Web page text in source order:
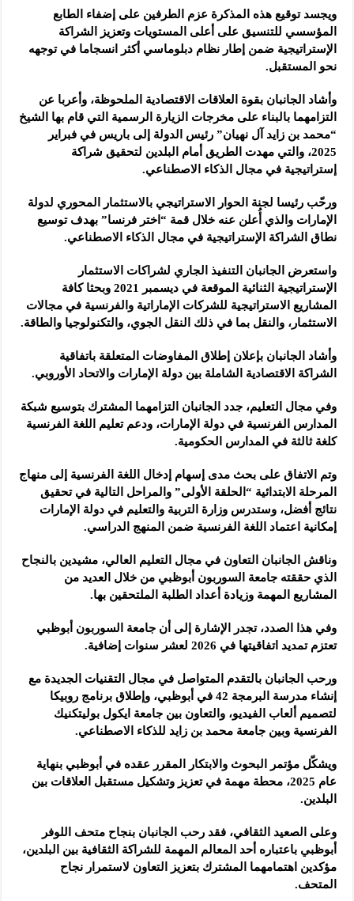
ويجسد توقيع هذه المذكرة عزم الطرفين على إضفاء الطابع
المؤسسي للتنسيق على أعلى المستويات وتعزيز الشراكة
الإستراتيجية ضمن إطار نظام دبلوماسي أكثر انسجاما في توجهه
نحو المستقبل.
وأشاد الجانبان بقوة العلاقات الاقتصادية الملحوظة، وأعربا عن
التزامهما بالبناء على مخرجات الزيارة الرسمية التي قام بها الشيخ
“محمد بن زايد آل نهيان” رئيس الدولة إلى باريس في فبراير
2025، والتي مهدت الطريق أمام البلدين لتحقيق شراكة
إستراتيجية في مجال الذكاء الاصطناعي.
ورحّب رئيسا لجنة الحوار الاستراتيجي بالاستثمار المحوري لدولة
الإمارات والذي أُعلن عنه خلال قمة “اختر فرنسا” بهدف توسيع
نطاق الشراكة الإستراتيجية في مجال الذكاء الاصطناعي.
واستعرض الجانبان التنفيذ الجاري لشراكات الاستثمار
الإستراتيجية الثنائية الموقعة في ديسمبر 2021 وبحثا كافة
المشاريع الاستراتيجية للشركات الإماراتية والفرنسية في مجالات
الاستثمار، والنقل بما في ذلك النقل الجوي، والتكنولوجيا والطاقة.
وأشاد الجانبان بإعلان إطلاق المفاوضات المتعلقة باتفاقية
الشراكة الاقتصادية الشاملة بين دولة الإمارات والاتحاد الأوروبي.
وفي مجال التعليم، جدد الجانبان التزامهما المشترك بتوسيع شبكة
المدارس الفرنسية في دولة الإمارات، ودعم تعليم اللغة الفرنسية
كلغة ثالثة في المدارس الحكومية.
وتم الاتفاق على بحث مدى إسهام إدخال اللغة الفرنسية إلى منهاج
المرحلة الابتدائية “الحلقة الأولى” والمراحل التالية في تحقيق
نتائج أفضل، وستدرس وزارة التربية والتعليم في دولة الإمارات
إمكانية اعتماد اللغة الفرنسية ضمن المنهج الدراسي.
وناقش الجانبان التعاون في مجال التعليم العالي، مشيدين بالنجاح
الذي حققته جامعة السوربون أبوظبي من خلال العديد من
المشاريع المهمة وزيادة أعداد الطلبة الملتحقين بها.
وفي هذا الصدد، تجدر الإشارة إلى أن جامعة السوربون أبوظبي
تعتزم تمديد اتفاقيتها في 2026 لعشر سنوات إضافية.
ورحب الجانبان بالتقدم المتواصل في مجال التقنيات الجديدة مع
إنشاء مدرسة البرمجة 42 في أبوظبي، وإطلاق برنامج روبيكا
لتصميم ألعاب الفيديو، والتعاون بين جامعة ايكول بوليتكنيك
الفرنسية وبين جامعة محمد بن زايد للذكاء الاصطناعي.
ويشكّل مؤتمر البحوث والابتكار المقرر عقده في أبوظبي بنهاية
عام 2025، محطة مهمة في تعزيز وتشكيل مستقبل العلاقات بين
البلدين.
وعلى الصعيد الثقافي، فقد رحب الجانبان بنجاح متحف اللوفر
أبوظبي باعتباره أحد المعالم المهمة للشراكة الثقافية بين البلدين،
مؤكدين اهتمامهما المشترك بتعزيز التعاون لاستمرار نجاح
المتحف.